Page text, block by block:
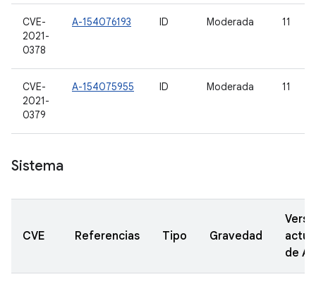
CVE-
2021-
0378
A-154076193 ID Moderada 11
CVE-
2021-
0379
A-154075955 ID Moderada 11
Sistema
CVE Referencias Tipo Gravedad
de